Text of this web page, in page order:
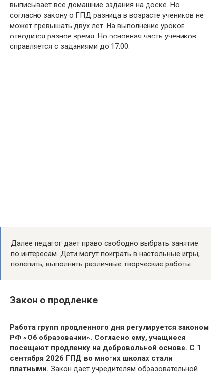
выписывает все домашние задания на доске. Но
согласно закону о ГПД разница в возрасте учеников не
может превышать двух лет. На выполнение уроков
отводится разное время. Но основная часть учеников
справляется с заданиями до 17:00.
Далее педагог дает право свободно выбрать занятие
по интересам. Дети могут поиграть в настольные игры,
полепить, выполнить различные творческие работы.
Закон о продленке
Работа групп продленного дня регулируется законом
РФ «Об образовании». Согласно ему, учащиеся
посещают продленку на добровольной основе. С 1
сентября 2026 ГПД во многих школах стали
платными. Закон дает учредителям образовательной